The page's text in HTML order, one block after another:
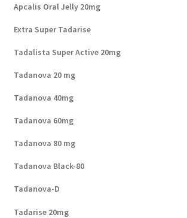
Apcalis Oral Jelly 20mg
Extra Super Tadarise
Tadalista Super Active 20mg
Tadanova 20 mg
Tadanova 40mg
Tadanova 60mg
Tadanova 80 mg
Tadanova Black-80
Tadanova-D
Tadarise 20mg